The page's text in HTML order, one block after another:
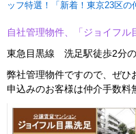
ッフ特選！「新着！東京23区の
自社管理物件、「ジョイフル
東急目黒線 洗足駅徒歩2分の
弊社管理物件ですので、ぜひ
申込みのお客様は仲介手数料